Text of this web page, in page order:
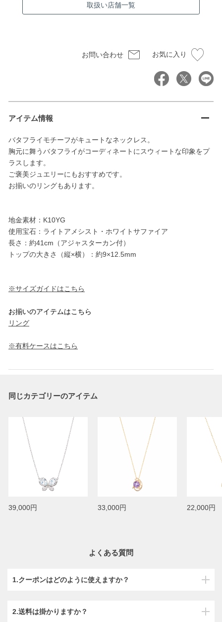
取扱い店舗一覧
お問い合わせ お気に入り
アイテム情報
バタフライモチーフがキュートなネックレス。
胸元に舞うバタフライがコーディネートにスウィートな印象をプ
ラスします。
ご褒美ジュエリーにもおすすめです。
お揃いのリングもあります。
地金素材：K10YG
使用宝石：ライトアメシスト・ホワイトサファイア
長さ：約41cm（アジャスターカン付）
トップの大きさ（縦×横）：約9×12.5mm
※サイズガイドはこちら
お揃いのアイテムはこちら
リング
※有料ケースはこちら
同じカテゴリーのアイテム
39,000円 33,000円 22,000円
よくある質問
1.クーポンはどのように使えますか？
2.送料は掛かりますか？